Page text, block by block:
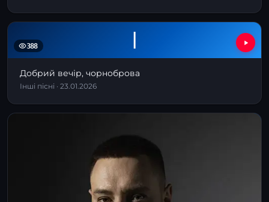
І
388
Добрий вечір, чорноброва
Інші пісні · 23.01.2026